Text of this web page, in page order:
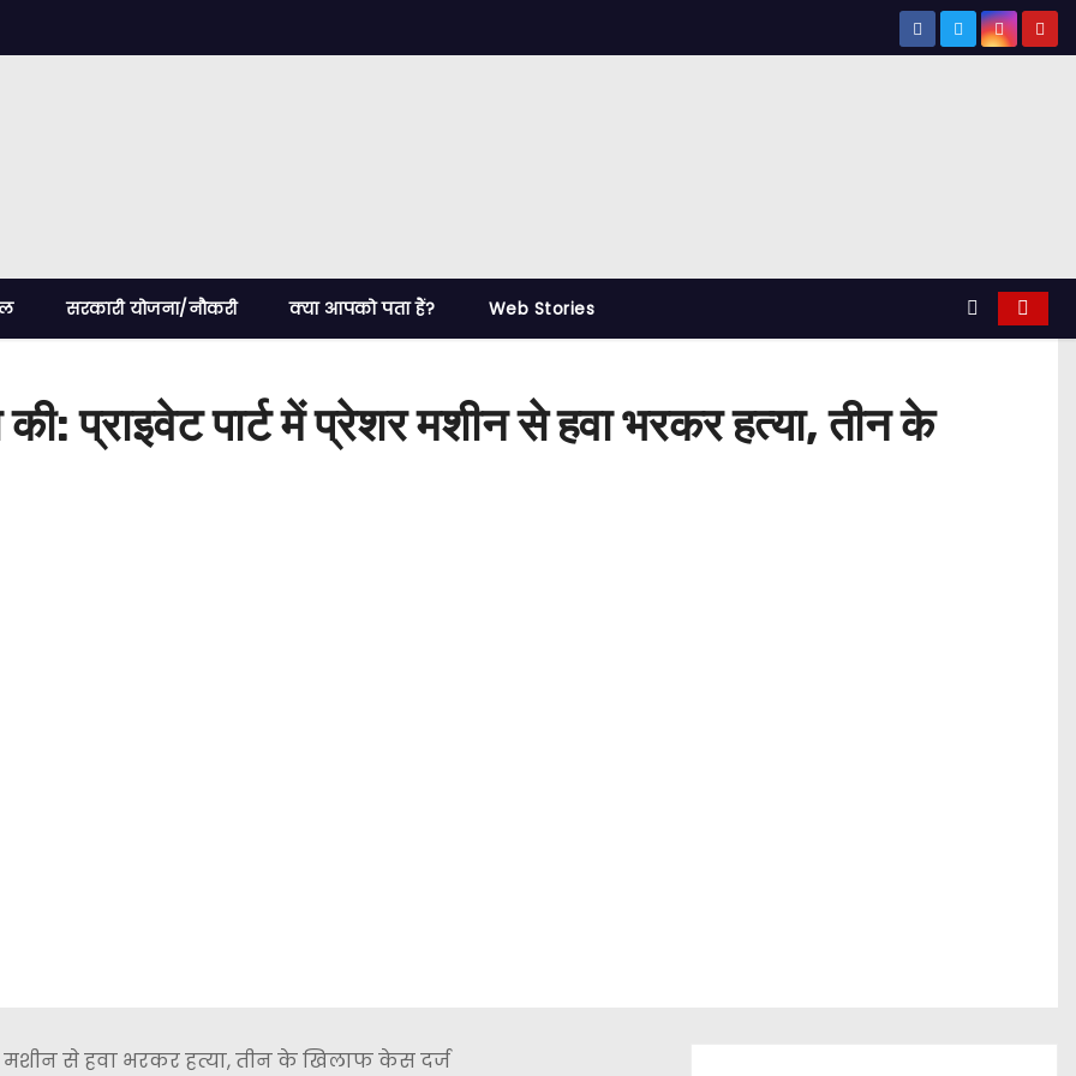
सरकारी योजना/नौकरी क्या आपको पता हैं? Web Stories
प्राइवेट पार्ट में प्रेशर मशीन से हवा भरकर हत्या, तीन के